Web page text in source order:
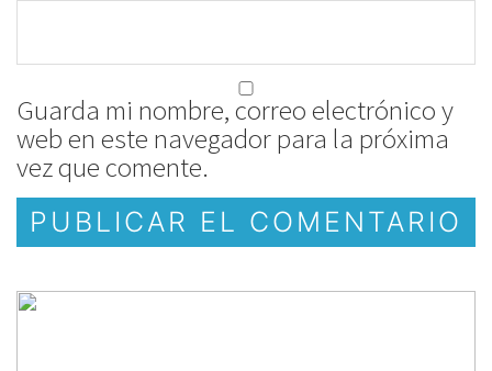
Guarda mi nombre, correo electrónico y
web en este navegador para la próxima
vez que comente.